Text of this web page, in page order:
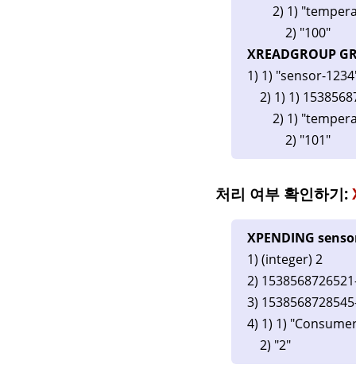
2) 1)
2) "100"
XREADGROUP
1) 1) "sensor-
2) 1) 1)
2) 1)
2) "101"
처리 여부 확인하기:
XPENDING
1) (integer) 2
2)
3)
4) 1) 1)
2) "2"